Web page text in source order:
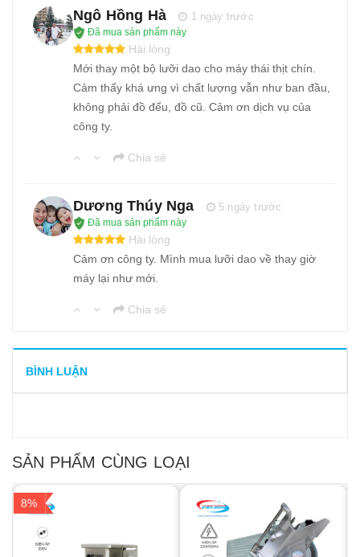
Ngô Hồng Hà
1 ngày trước
Đã mua sản phẩm này
Hài lòng
Mới thay một bộ lưỡi dao cho máy thái thịt chín.
Cảm thấy khá ưng vì chất lượng vẫn như ban đầu,
không phải đồ đểu, đồ cũ. Cảm ơn dịch vụ của
công ty.
Chia sẻ
Dương Thúy Nga
5 ngày trước
Đã mua sản phẩm này
Hài lòng
Cảm ơn công ty. Mình mua lưỡi dao về thay giờ
máy lại như mới.
Chia sẻ
BÌNH LUẬN
SẢN PHẨM CÙNG LOẠI
8%